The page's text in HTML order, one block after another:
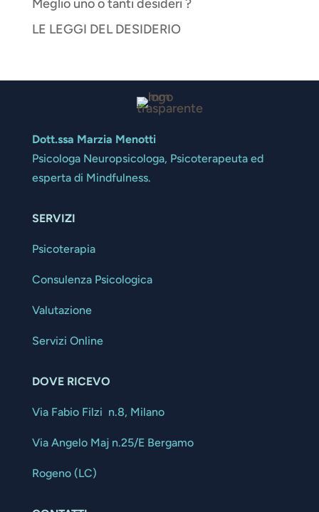
Meglio uno o tanti desideri ?
LE LEGGI DEL DESIDERIO
Dott.ssa Marzia Menotti
Psicologa Neuropsicologa, Psicoterapeuta ed
esperta di Mindfulness.
SERVIZI
Psicoterapia
Consulenza Psicologica
Valutazione
Servizi Online
DOVE RICEVO
Via Fabio Filzi n.8, Milano
Via Angelo Maj n.25/E Bergamo
Rogeno (LC)